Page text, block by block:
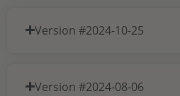
Version #2024-10-25
Version #2024-08-06